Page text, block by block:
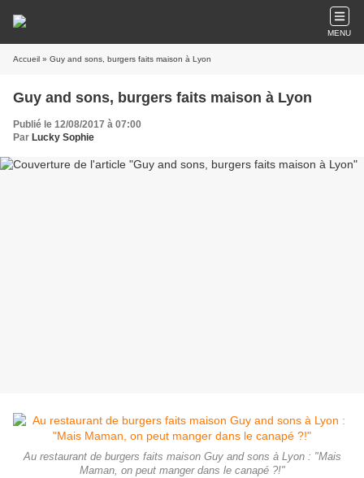
MENU
Accueil » Guy and sons, burgers faits maison à Lyon
Guy and sons, burgers faits maison à Lyon
Publié le 12/08/2017 à 07:00
Par Lucky Sophie
Au restaurant de burgers faits maison Guy and sons à Lyon : "Mais
Maman, on peut manger dans le canapé ?!"